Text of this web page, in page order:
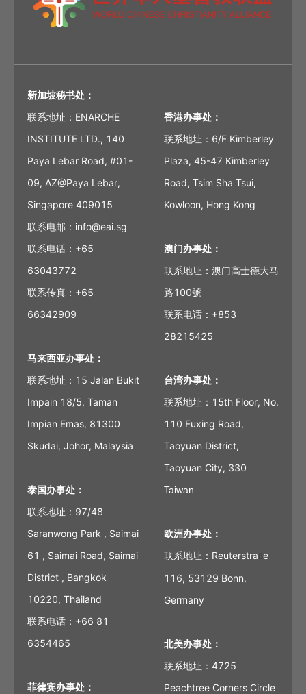
新加坡秘书处：
联系地址：ENARCHE
INSTITUTE LTD., 140
Paya Lebar Road, #01-
09, AZ@Paya Lebar,
Singapore 409015
联系电邮：info@eai.sg
联系电话：+65
63043772
联系传真：+65
66342909
马来西亚办事处：
联系地址：15 Jalan Bukit
Impain 18/5, Taman
Impian Emas, 81300
Skudai, Johor, Malaysia
泰国办事处：
联系地址：97/48
Saranwong Park , Saimai
61 , Saimai Road, Saimai
District , Bangkok
10220, Thailand
联系电话：+66 81
6354465
菲律宾办事处：
香港办事处：
联系地址：6/F Kimberley
Plaza, 45-47 Kimberley
Road, Tsim Sha Tsui,
Kowloon, Hong Kong
澳门办事处：
联系地址：澳门高士德大马
路100號
联系电话：+853
28215425
台湾办事处：
联系地址：15th Floor, No.
110 Fuxing Road,
Taoyuan District,
Taoyuan City, 330
Taiwan
欧洲办事处：
联系地址：Reuterstra e
116, 53129 Bonn,
Germany
北美办事处：
联系地址：4725
Peachtree Corners Circle